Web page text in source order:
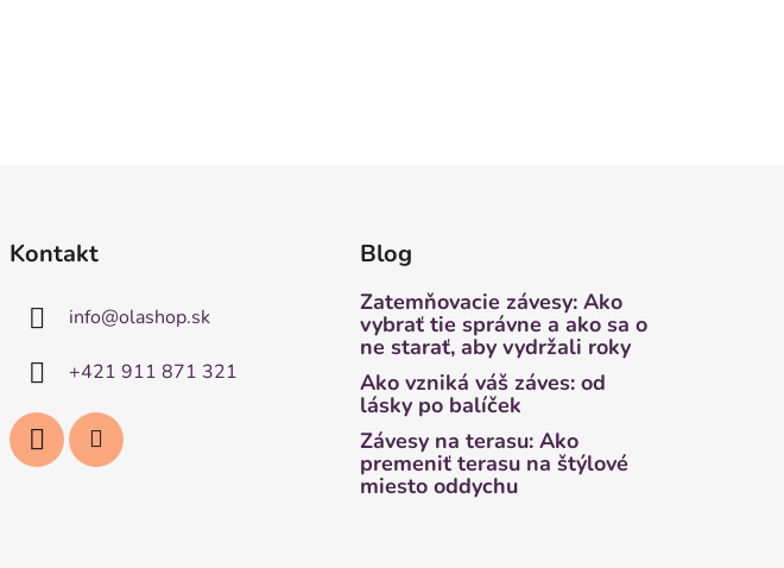
Kontakt
info@olashop.sk
+421 911 871 321
Blog
Zatemňovacie závesy: Ako
vybrať tie správne a ako sa o
ne starať, aby vydržali roky
Ako vzniká váš záves: od
lásky po balíček
Závesy na terasu: Ako
premeniť terasu na štýlové
miesto oddychu